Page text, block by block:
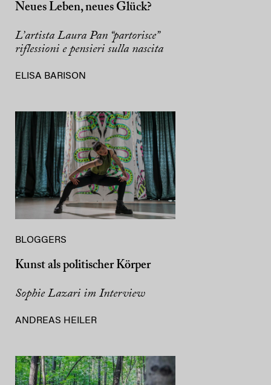
Neues Leben, neues Glück?
L’artista Laura Pan “partorisce”
riflessioni e pensieri sulla nascita
ELISA BARISON
BLOGGERS
Kunst als politischer Körper
Sophie Lazari im Interview
ANDREAS HEILER